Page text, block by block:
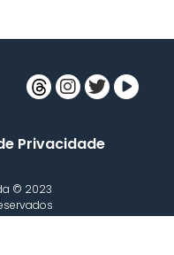
Privacidade
© 2023